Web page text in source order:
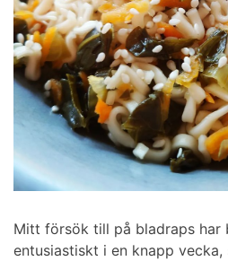
Mitt försök till på bladraps har
entusiastiskt i en knapp